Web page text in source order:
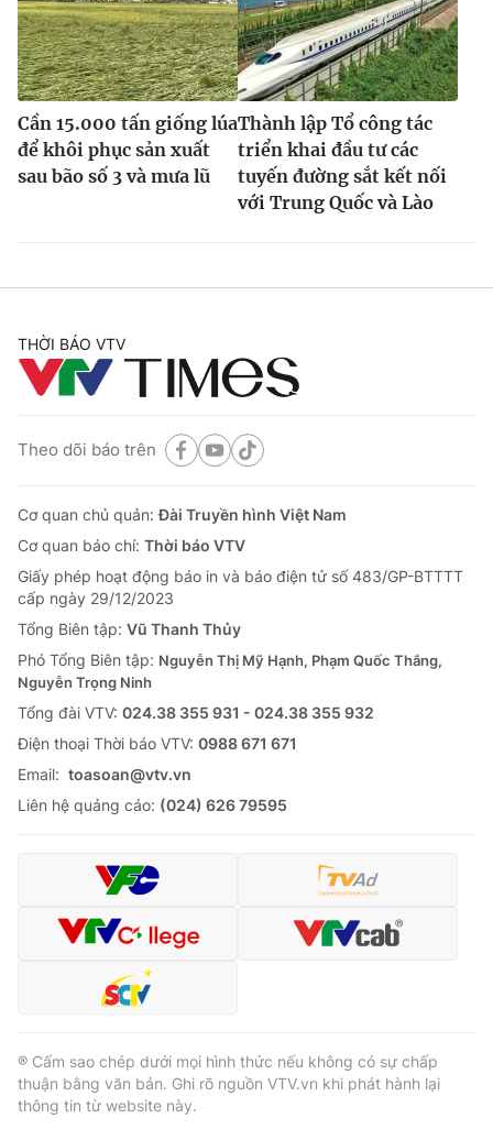
Cần 15.000 tấn giống lúa
để khôi phục sản xuất
sau bão số 3 và mưa lũ
Thành lập Tổ công tác
triển khai đầu tư các
tuyến đường sắt kết nối
với Trung Quốc và Lào
THỜI BÁO VTV
Theo dõi báo trên
Cơ quan chủ quản:Đài Truyền hình Việt Nam
Cơ quan báo chí: Thời báo VTV
Giấy phép hoạt động báo in và báo điện tử số 483/GP-BTTTT
cấp ngày 29/12/2023
Tổng Biên tập: Vũ Thanh Thủy
Phó Tổng Biên tập: Nguyễn Thị Mỹ Hạnh, Phạm Quốc Thắng,
Nguyễn Trọng Ninh
Tổng đài VTV: 024.38 355 931 - 024.38 355 932
Ðiện thoại Thời báo VTV: 0988 671 671
Email: toasoan@vtv.vn
Liên hệ quảng cáo: (024) 626 79595
® Cấm sao chép dưới mọi hình thức nếu không có sự chấp
thuận bằng văn bản. Ghi rõ nguồn VTV.vn khi phát hành lại
thông tin từ website này.